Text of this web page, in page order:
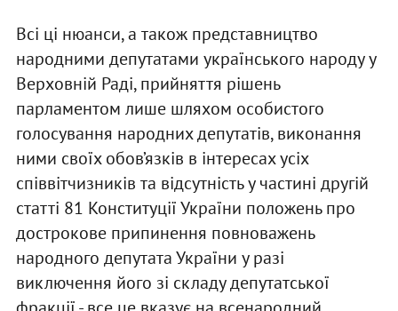
Всі ці нюанси, а також представництво
народними депутатами українського народу у
Верховній Раді, прийняття рішень
парламентом лише шляхом особистого
голосування народних депутатів, виконання
ними своїх обов’язків в інтересах усіх
співвітчизників та відсутність у частині другій
статті 81 Конституції України положень про
дострокове припинення повноважень
народного депутата України у разі
виключення його зі складу депутатської